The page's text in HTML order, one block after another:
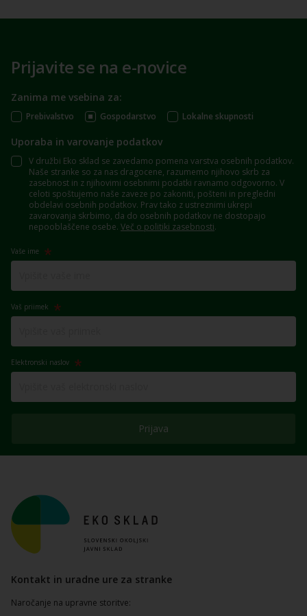
Prijavite se na e-novice
Zanima me vsebina za:
Prebivalstvo Gospodarstvo Lokalne skupnosti
Uporaba in varovanje podatkov
V družbi Eko sklad se zavedamo pomena varstva osebnih podatkov.
Naše stranke so za nas dragocene, razumemo njihovo skrb za
zasebnost in z njihovimi osebnimi podatki ravnamo odgovorno. V
celoti spoštujemo naše zaveze po zakoniti, pošteni in pregledni
obdelavi osebnih podatkov. Prav tako z ustreznimi ukrepi
zavarovanja skrbimo, da do osebnih podatkov ne dostopajo
nepooblaščene osebe. Več o politiki zasebnosti.
Vaše ime
Vaš priimek
Elektronski naslov
Prijava
Kontakt in uradne ure za stranke
Naročanje na upravne storitve: